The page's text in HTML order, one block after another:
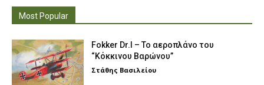
Most Popular
Fokker Dr.I – To αεροπλάνο του
“Κόκκινου Βαρώνου”
Στάθης Βασιλείου